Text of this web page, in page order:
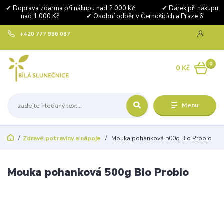
✔ Doprava zdarma při nákupu nad 2 000 Kč ✔ Dárek při nákupu
nad 1 000 Kč ✔ Osobní odběr v Černošicích a Praze 6
Menu
+420 777 986 087
0
0 Kč
Zdravé potraviny a nápoje Mouka pohanková 500g Bio Probio
Mouka pohanková 500g Bio Probio